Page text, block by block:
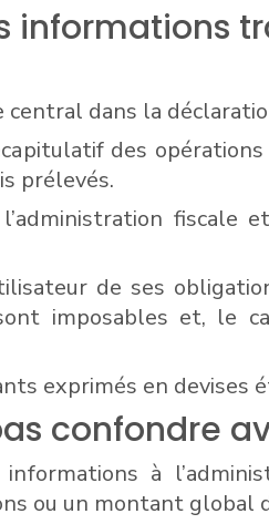
dans la
des
prélevés.
de ses
imposables et, le
exprimés en devises
confondre
à
ou un montant global